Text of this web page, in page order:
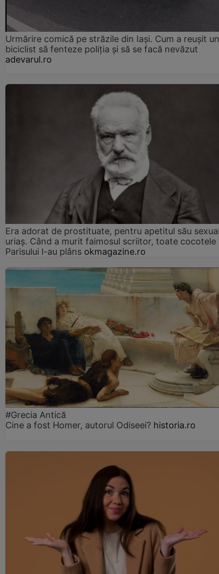
Urmărire comică pe străzile din Iași. Cum a reușit un
biciclist să fenteze poliția și să se facă nevăzut
adevarul.ro
Era adorat de prostituate, pentru apetitul său
uriaș. Când a murit faimosul scriitor, toate cocotele
Parisului l-au plâns okmagazine.ro
#Grecia Antică
Cine a fost Homer, autorul Odiseei? historia.ro